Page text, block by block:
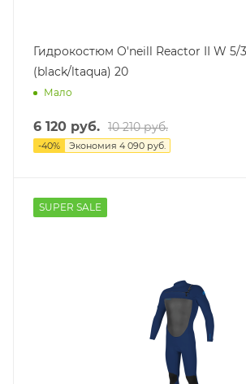
Гидрокостюм O'neill Reactor II W 5/
(black/ltaqua) 20
Мало
6 120 руб. 10 210руб.
-40% Экономия 4 090 руб.
SUPER SALE